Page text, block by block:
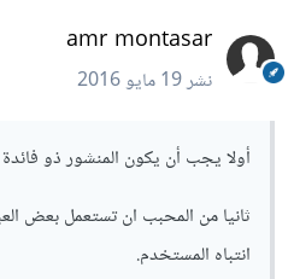
amr montasar
نشر19 مايو 2016
أولا يجب أن يكون المنشور ذو فائدة
ثانيا من المحبب ان تستعمل بعض
انتباه المستخدم.